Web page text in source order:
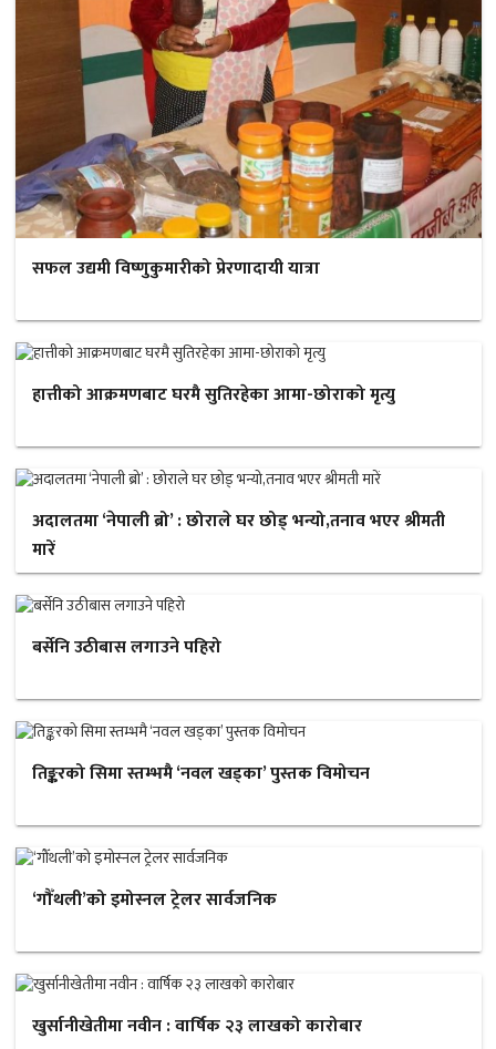
सफल उद्यमी विष्णुकुमारीको प्रेरणादायी यात्रा
हात्तीको आक्रमणबाट घरमै सुतिरहेका आमा-छोराको मृत्यु
अदालतमा ‘नेपाली ब्रो’ : छोराले घर छोड् भन्यो,तनाव भएर श्रीमती
मारें
बर्सेनि उठीबास लगाउने पहिरो
तिङ्करको सिमा स्तम्भमै ‘नवल खड्का’ पुस्तक विमोचन
‘गौँथली’को इमोस्नल ट्रेलर सार्वजनिक
खुर्सानीखेतीमा नवीन : वार्षिक २३ लाखको कारोबार